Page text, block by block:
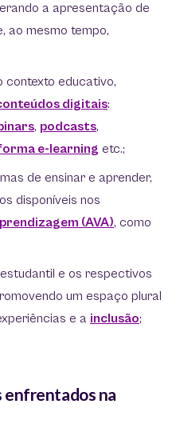
a apresentação de
ao mesmo tempo,
contexto educativo,
digitais:
, podcasts,
e-learning etc.;
de ensinar e aprender,
disponíveis nos
(AVA), como
e os respectivos
um espaço plural
e a inclusão;
enfrentados na